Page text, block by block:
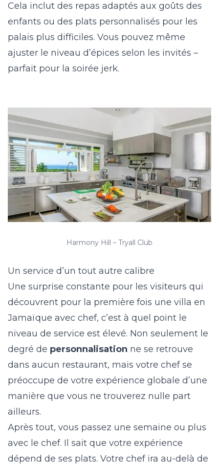
Cela inclut des repas adaptés aux goûts des
enfants ou des plats personnalisés pour les
palais plus difficiles. Vous pouvez même
ajuster le niveau d’épices selon les invités –
parfait pour la soirée jerk.
Harmony Hill – Tryall Club
Un service d’un tout autre calibre
Une surprise constante pour les visiteurs qui
découvrent pour la première fois une villa en
Jamaïque avec chef, c’est à quel point le
niveau de service est élevé. Non seulement le
degré de personnalisation ne se retrouve
dans aucun restaurant, mais votre chef se
préoccupe de votre expérience globale d’une
manière que vous ne trouverez nulle part
ailleurs.
Après tout, vous passez une semaine ou plus
avec le chef. Il sait que votre expérience
dépend de ses plats. Votre chef ira au-delà de